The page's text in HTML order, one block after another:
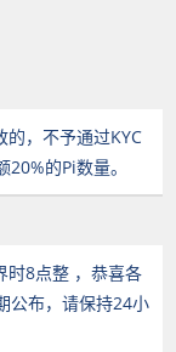
的，不予通过KYC
的Pi数量。
时8点整 ，恭喜各
公布，请保持24小